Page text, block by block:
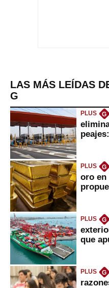
LAS MÁS LEÍDAS
G
PLUS G
PLUS G
oro en
PLUS G
que
PLUS G